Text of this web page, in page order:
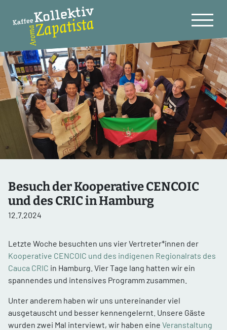
Besuch der Kooperative CENCOIC
und des CRIC in Hamburg
12.7.2024
Letzte Woche besuchten uns vier Vertreter*innen der
Kooperative CENCOIC und des indigenen Regionalrats des
Cauca CRIC in Hamburg. Vier Tage lang hatten wir ein
spannendes und intensives Programm zusammen.
Unter anderem haben wir uns untereinander viel
ausgetauscht und besser kennengelernt. Unsere Gäste
wurden zwei Mal interviewt, wir haben eine Veranstaltung